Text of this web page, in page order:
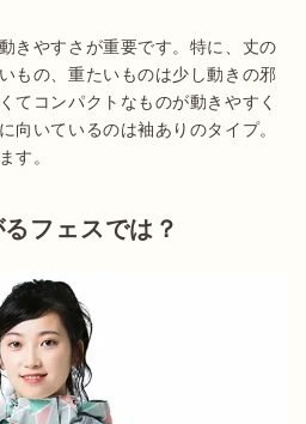
きやすさが重要です。特に、丈の
もの、重たいものは少し動きの邪
てコンパクトなものが動きやすく
向いているのは袖ありのタイプ。
す。
フェスでは？